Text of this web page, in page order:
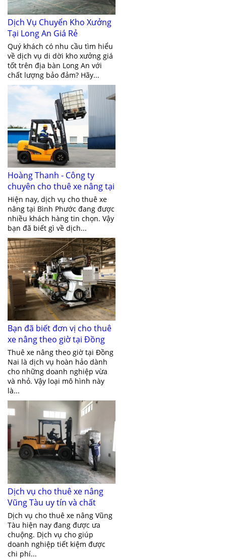
Dịch Vụ Chuyển Kho Xưởng
Tại Long An Giá Rẻ
Quý khách có nhu cầu tìm hiểu
về dịch vụ di dời kho xưởng giá
tốt trên địa bàn Long An với
chất lượng bảo đảm? Hãy...
Hoàng Thanh - Công ty
chuyên cho thuê xe nâng tại
Bình Phước
Hiện nay, dịch vụ cho thuê xe
nâng tại Bình Phước đang được
nhiều khách hàng tin chọn. Vậy
bạn đã biết gì về dịch...
Bạn đã biết đơn vị cho thuê
xe nâng theo giờ tại Đồng
Nai giá rẻ chưa?
Thuê xe nâng theo giờ tại Đồng
Nai là dịch vụ hoàn hảo dành
cho những doanh nghiệp vừa
và nhỏ. Vậy loại mô hình này
là...
Dịch vụ cho thuê xe nâng
Vũng Tàu uy tín và chất
lượng
Dịch vụ cho thuê xe nâng Vũng
Tàu hiện nay đang được ưa
chuộng. Dịch vụ cho giúp
doanh nghiệp tiết kiệm được
chi phí...